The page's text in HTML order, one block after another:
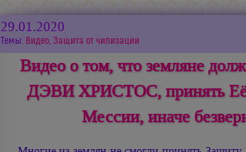
29.01.2020
Темы: Видео, Защита от чипизации
Видео о том, что земляне
ДЭВИ ХРИСТОС, принять Её
Мессии, иначе